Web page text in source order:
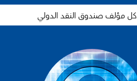
كل مؤلف صندوق النقد الدولي